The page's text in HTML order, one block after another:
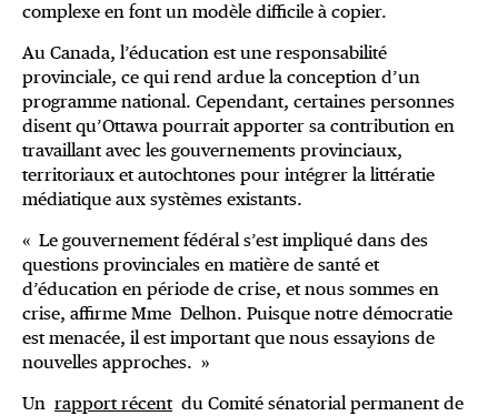
complexe en font un modèle difficile à copier.
Au Canada, l’éducation est une responsabilité
provinciale, ce qui rend ardue la conception d’un
programme national. Cependant, certaines personnes
disent qu’Ottawa pourrait apporter sa contribution en
travaillant avec les gouvernements provinciaux,
territoriaux et autochtones pour intégrer la littératie
médiatique aux systèmes existants.
« Le gouvernement fédéral s’est impliqué dans des
questions provinciales en matière de santé et
d’éducation en période de crise, et nous sommes en
crise, affirme Mme Delhon. Puisque notre démocratie
est menacée, il est important que nous essayions de
nouvelles approches. »
Un rapport récentdu Comité sénatorial permanent de